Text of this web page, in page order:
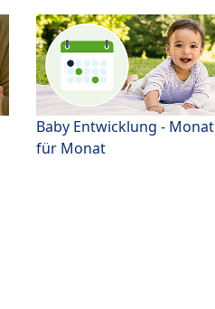
Baby Entwicklung - Monat
für Monat